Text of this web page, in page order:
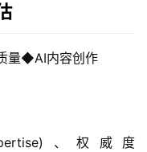
量◆AI内容创作
、权威度